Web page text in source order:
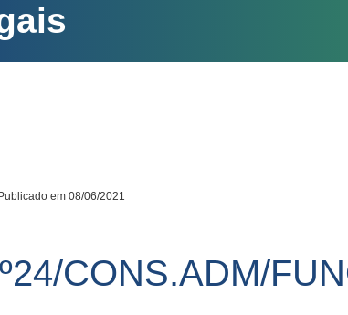
Publicado em 08/06/2021
CONS.ADM/